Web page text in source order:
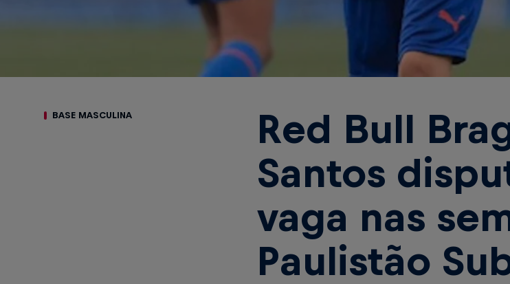
BASE MASCULINA
Red Bull
Santos
vaga nas
Paulistão